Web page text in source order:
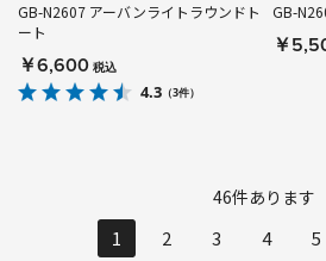
GB-N2607 アーバンライトラウンドト
ート
￥6,600 税込
4.3 （3件）
GB-
￥
46件あります
1 2 3 4 5